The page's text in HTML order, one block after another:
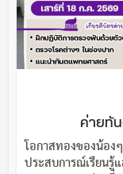
ค่ายทั
โอกาสทองของน้อง
ประสบการณ์เรียนรู้